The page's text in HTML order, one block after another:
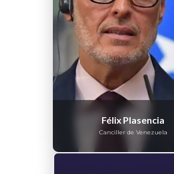
Félix Plasencia
Canciller de Venezuela